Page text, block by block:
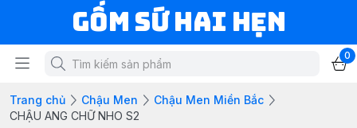
Gốm Sứ Hai Hẹn
0
Trang chủ Chậu Men
Chậu Men Miền Bắc
CHẬU ANG CHỮ NHO S2